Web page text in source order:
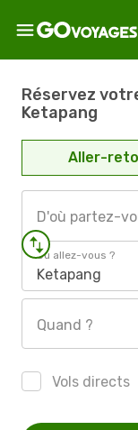
Réservez
Ketapang
Aller-
D'où partez-
Où allez-vous ?
Ketapang
Quand ?
Vols directs